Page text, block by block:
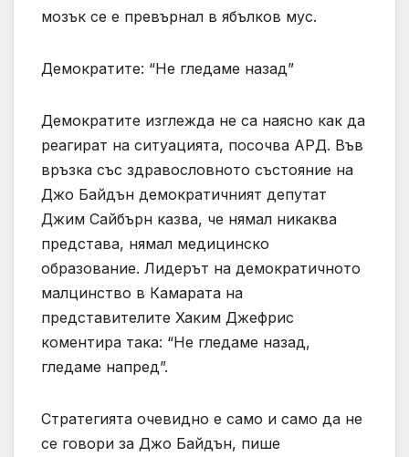
мозък се е превърнал в ябълков мус.
Демократите: “Не гледаме назад”
Демократите изглежда не са наясно как да
реагират на ситуацията, посочва АРД. Във
връзка със здравословното състояние на
Джо Байдън демократичният депутат
Джим Сайбърн казва, че нямал никаква
представа, нямал медицинско
образование. Лидерът на демократичното
малцинство в Камарата на
представителите Хаким Джефрис
коментира така: “Не гледаме назад,
гледаме напред”.
Стратегията очевидно е само и само да не
се говори за Джо Байдън, пише